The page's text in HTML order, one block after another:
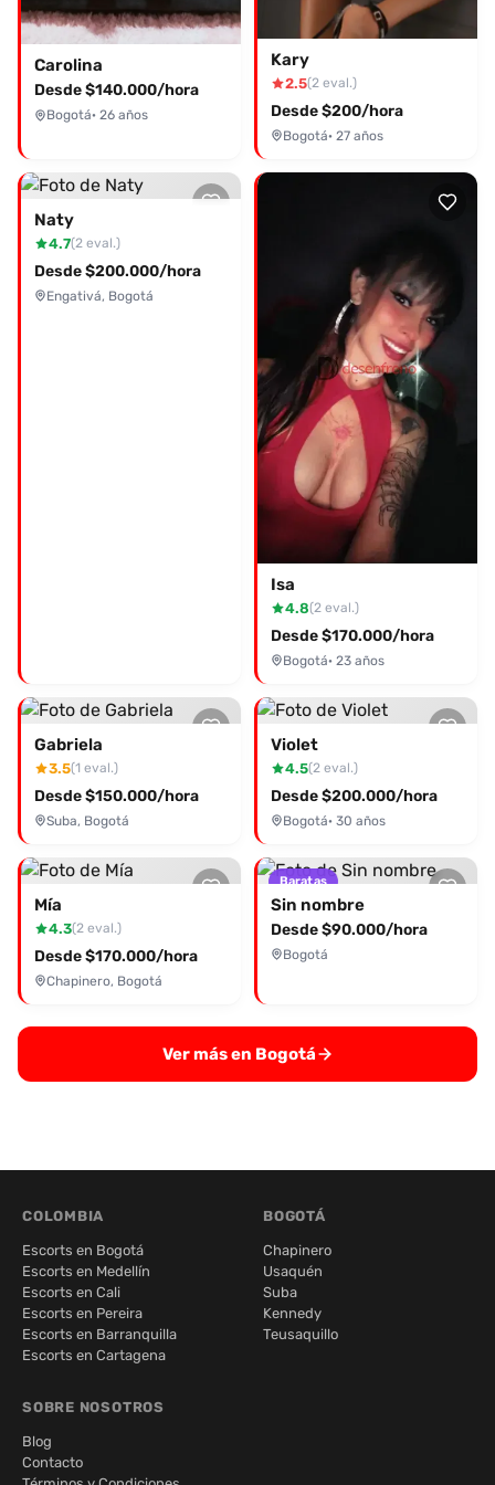
Carolina
Desde $140.000/hora
Bogotá· 26 años
Kary
2.5(2 eval.)
Desde $200/hora
Bogotá· 27 años
Naty
4.7(2 eval.)
Desde $200.000/hora
Engativá, Bogotá
Isa
4.8(2 eval.)
Desde $170.000/hora
Bogotá· 23 años
Gabriela
3.5(1 eval.)
Desde $150.000/hora
Suba, Bogotá
Violet
4.5(2 eval.)
Desde $200.000/hora
Bogotá· 30 años
Mía
4.3(2 eval.)
Desde $170.000/hora
Chapinero, Bogotá
Baratas
Sin nombre
Desde $90.000/hora
Bogotá
Ver más en Bogotá
COLOMBIA
Escorts en Bogotá
Escorts en Medellín
Escorts en Cali
Escorts en Pereira
Escorts en Barranquilla
Escorts en Cartagena
BOGOTÁ
Chapinero
Usaquén
Suba
Kennedy
Teusaquillo
SOBRE NOSOTROS
Blog
Contacto